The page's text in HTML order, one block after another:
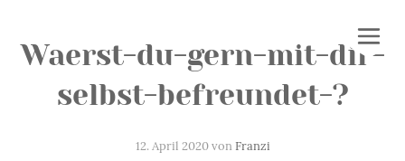
Waerst-du-gern-mit-dir-
selbst-befreundet-?
12. April 2020 vonFranzi